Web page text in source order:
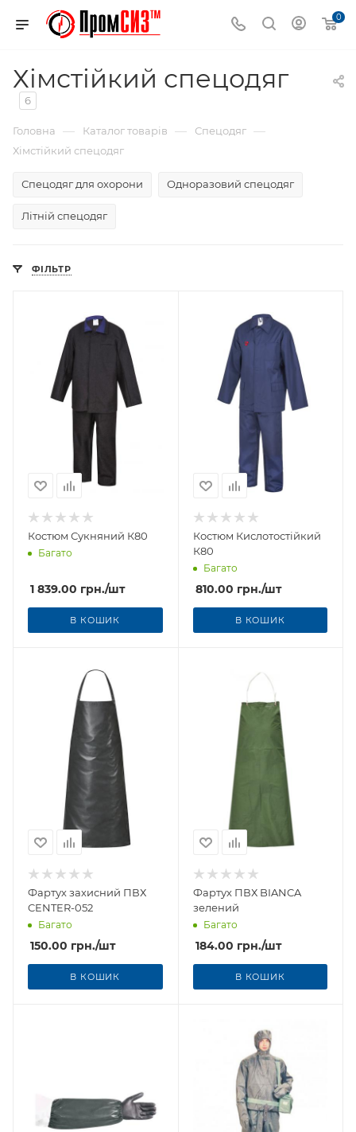
0
Хімстійкий спецодяг
6
Головна — Каталог товарів — Спецодяг —
Хімстійкий спецодяг
Спецодяг для охорони Одноразовий спецодяг
Літній спецодяг
ФІЛЬТР
Костюм Сукняний К80
Багато
1 839.00 грн./шт
В КОШИК
Костюм Кислотостійкий
К80
Багато
810.00 грн./шт
В КОШИК
Фартух захисний ПВХ
CENTER-052
Багато
150.00 грн./шт
В КОШИК
Фартух ПВХ BIANCA
зелений
Багато
184.00 грн./шт
В КОШИК